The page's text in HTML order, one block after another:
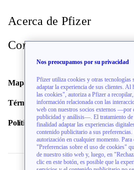
Acerca de Pfizer
Contacto
Mapa del sitio
Términos de uso
Política de privacidad
Nos preocupamos por su privacidad
Pfizer utiliza cookies y otras tecnologías
adaptar la experiencia de sus clientes.
las cookies", autoriza a Pfizer a
información relacionada con las
web con nuestros socios externos —por
publicidad y análisis—. El tratamiento
finalidad adaptar las experiencias
contenido publicitario a sus preferencias.
autorización en cualquier momento.
"Preferencias sobre el uso de cookies"
de nuestro sitio web y, luego, en
clic en este botón, es posible que la